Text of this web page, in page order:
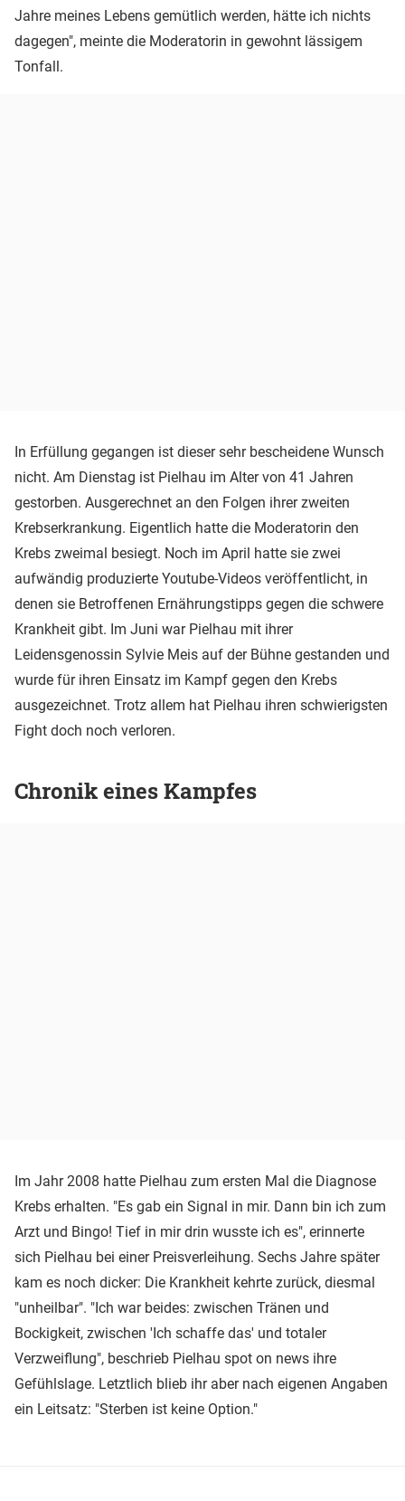
Jahre meines Lebens gemütlich werden, hätte ich nichts
dagegen", meinte die Moderatorin in gewohnt lässigem
Tonfall.
In Erfüllung gegangen ist dieser sehr bescheidene Wunsch
nicht. Am Dienstag ist Pielhau im Alter von 41 Jahren
gestorben. Ausgerechnet an den Folgen ihrer zweiten
Krebserkrankung. Eigentlich hatte die Moderatorin den
Krebs zweimal besiegt. Noch im April hatte sie zwei
aufwändig produzierte Youtube-Videos veröffentlicht, in
denen sie Betroffenen Ernährungstipps gegen die schwere
Krankheit gibt. Im Juni war Pielhau mit ihrer
Leidensgenossin Sylvie Meis auf der Bühne gestanden und
wurde für ihren Einsatz im Kampf gegen den Krebs
ausgezeichnet. Trotz allem hat Pielhau ihren schwierigsten
Fight doch noch verloren.
Chronik eines Kampfes
Im Jahr 2008 hatte Pielhau zum ersten Mal die Diagnose
Krebs erhalten. "Es gab ein Signal in mir. Dann bin ich zum
Arzt und Bingo! Tief in mir drin wusste ich es", erinnerte
sich Pielhau bei einer Preisverleihung. Sechs Jahre später
kam es noch dicker: Die Krankheit kehrte zurück, diesmal
"unheilbar". "Ich war beides: zwischen Tränen und
Bockigkeit, zwischen 'Ich schaffe das' und totaler
Verzweiflung", beschrieb Pielhau spot on news ihre
Gefühlslage. Letztlich blieb ihr aber nach eigenen Angaben
ein Leitsatz: "Sterben ist keine Option."